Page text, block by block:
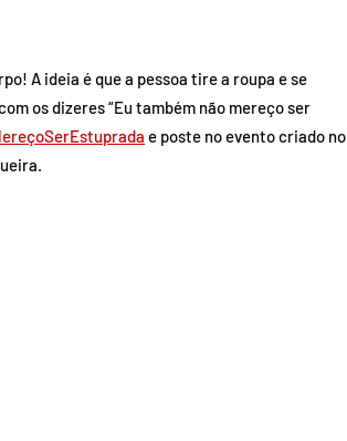
A ideia é que a pessoa tire a roupa e se
os dizeres “Eu também não mereço ser
e poste no evento criado no